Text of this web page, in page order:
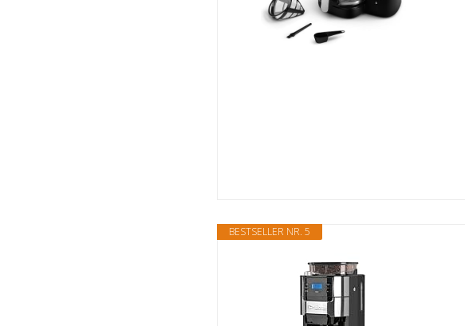
BESTSELLER NR. 5